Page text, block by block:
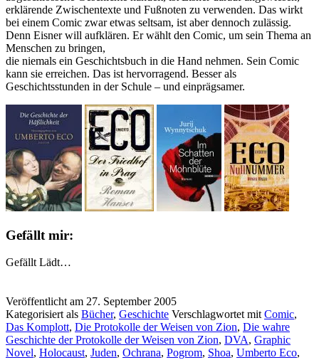
erklärende Zwischentexte und Fußnoten zu verwenden. Das wirkt
bei einem Comic zwar etwas seltsam, ist aber dennoch zulässig.
Denn Eisner will aufklären. Er wählt den Comic, um sein Thema an
Menschen zu bringen,
die niemals ein Geschichtsbuch in die Hand nehmen. Sein Comic
kann sie erreichen. Das ist hervorragend. Besser als
Geschichtsstunden in der Schule – und einprägsamer.
Gefällt mir:
Gefällt Lädt…
Veröffentlicht am 27. September 2005
Kategorisiert als Bücher, Geschichte Verschlagwortet mitComic,
Das Komplott, Die Protokolle der Weisen von Zion, Die wahre
Geschichte der Protokolle der Weisen von Zion, DVA, Graphic
Novel, Holocaust, Juden, Ochrana, Pogrom, Shoa, Umberto Eco,